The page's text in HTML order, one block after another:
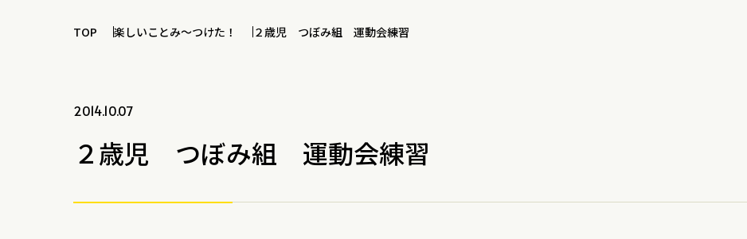
TOP 楽しいことみ～つけた！ ２歳児 つぼみ組 運動会練習
2014.10.07
２歳児 つぼみ組 運動会練習